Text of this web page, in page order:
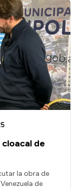
de
la obra de
de